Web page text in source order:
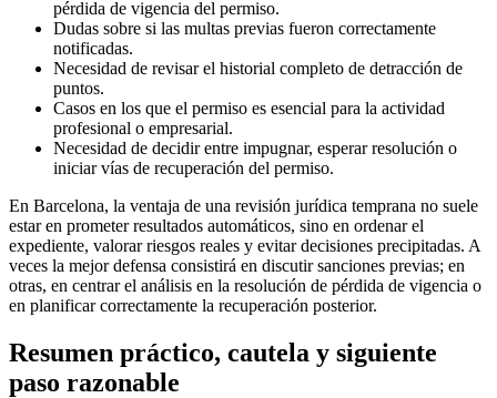
pérdida de vigencia del permiso.
Dudas sobre si las multas previas fueron correctamente
notificadas.
Necesidad de revisar el historial completo de detracción de
puntos.
Casos en los que el permiso es esencial para la actividad
profesional o empresarial.
Necesidad de decidir entre impugnar, esperar resolución o
iniciar vías de recuperación del permiso.
En Barcelona, la ventaja de una revisión jurídica temprana no suele
estar en prometer resultados automáticos, sino en ordenar el
expediente, valorar riesgos reales y evitar decisiones precipitadas. A
veces la mejor defensa consistirá en discutir sanciones previas; en
otras, en centrar el análisis en la resolución de pérdida de vigencia o
en planificar correctamente la recuperación posterior.
Resumen práctico, cautela y siguiente
paso razonable